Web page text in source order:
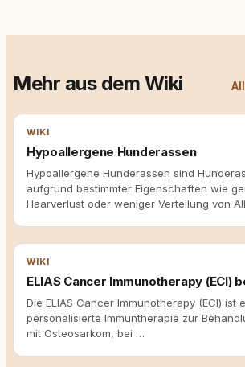
Mehr aus dem Wiki
WIKI
Hypoallergene Hunderassen
Hypoallergene Hunderassen sind
aufgrund bestimmter Eigenschaften wie
Haarverlust oder weniger Verteilung von
WIKI
ELIAS Cancer Immunotherapy (ECI)
Die ELIAS Cancer Immunotherapy (ECI) ist
personalisierte Immuntherapie zur
mit Osteosarkom, bei …